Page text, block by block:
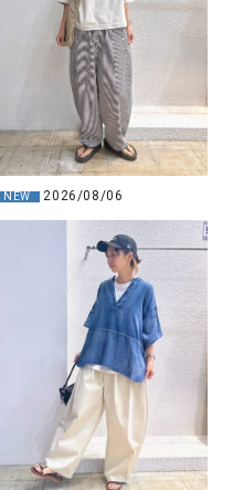
NEW 2026/08/06